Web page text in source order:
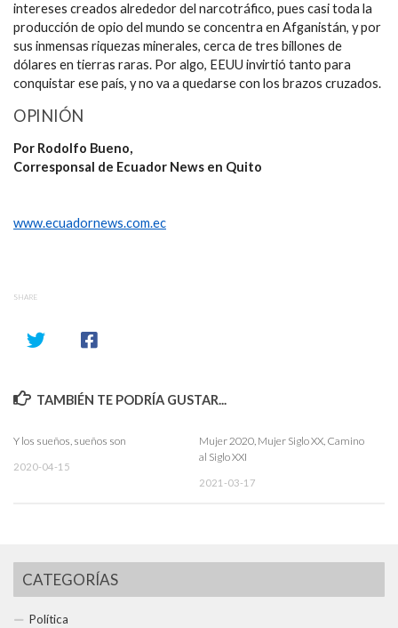
intereses creados alrededor del narcotráfico, pues casi toda la
producción de opio del mundo se concentra en Afganistán, y por
sus inmensas riquezas minerales, cerca de tres billones de
dólares en tierras raras. Por algo, EEUU invirtió tanto para
conquistar ese país, y no va a quedarse con los brazos cruzados.
OPINIÓN
Por Rodolfo Bueno,
Corresponsal de Ecuador News en Quito
www.ecuadornews.com.ec
SHARE
TAMBIÉN TE PODRÍA GUSTAR...
Y los sueños, sueños son
2020-04-15
Mujer 2020, Mujer Siglo XX, Camino
al Siglo XXI
2021-03-17
CATEGORÍAS
Política